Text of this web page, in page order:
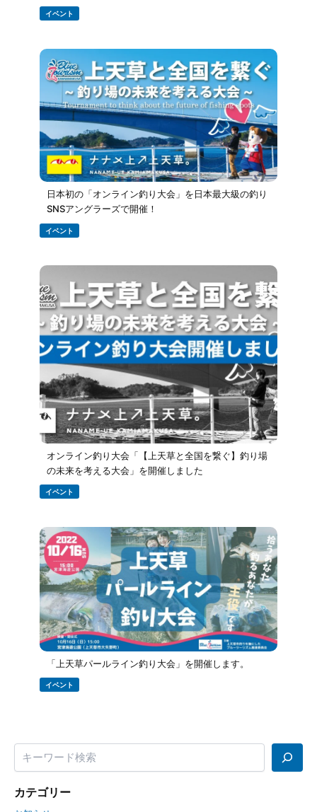
イベント
日本初の「オンライン釣り大会」を日本最大級の釣り
SNSアングラーズで開催！
イベント
オンライン釣り大会「【上天草と全国を繋ぐ】釣り場
の未来を考える大会」を開催しました
イベント
「上天草パールライン釣り大会」を開催します。
イベント
カテゴリー